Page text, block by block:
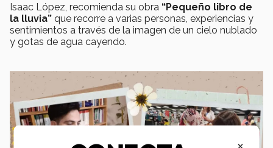
Isaac López, recomienda su obra “Pequeño libro de
la lluvia” que recorre a varias personas, experiencias y
sentimientos a través de la imagen de un cielo nublado
y gotas de agua cayendo.